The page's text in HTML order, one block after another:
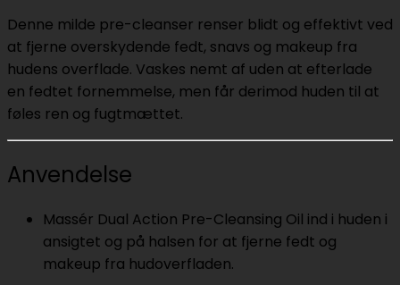
Denne milde pre-cleanser renser blidt og effektivt ved
at fjerne overskydende fedt, snavs og makeup fra
hudens overflade. Vaskes nemt af uden at efterlade
en fedtet fornemmelse, men får derimod huden til at
føles ren og fugtmættet.
Anvendelse
Massér Dual Action Pre-Cleansing Oil ind i huden i
ansigtet og på halsen for at fjerne fedt og
makeup fra hudoverfladen.